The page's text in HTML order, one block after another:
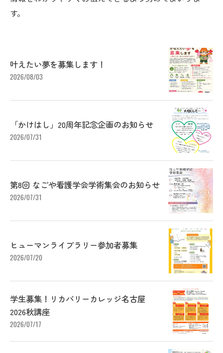
す。
叶えたい夢を募集します！
2026/08/03
「かけはし」20周年記念企画のお知らせ
2026/07/31
第8回 なごや看護学会学術集会のお知らせ
2026/07/31
ヒューマンライブラリー参加者募集
2026/07/20
学生募集！リカバリーカレッジ名古屋
2026秋講座
2026/07/17